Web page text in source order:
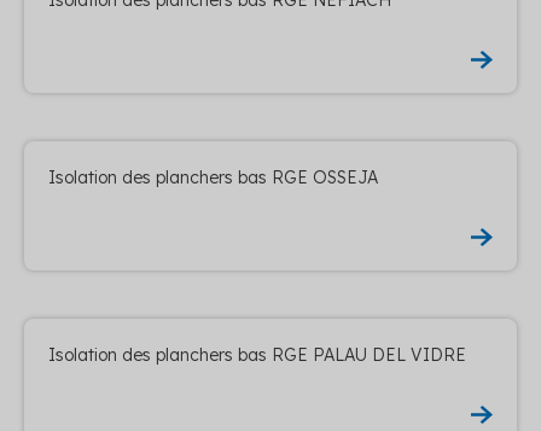
Isolation des planchers bas RGE OSSEJA
Isolation des planchers bas RGE PALAU DEL VIDRE